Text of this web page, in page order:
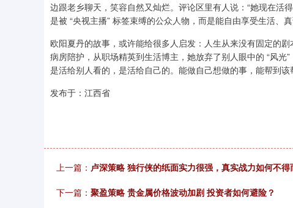
边跟老乡聊天，笑容自然又灿烂。评论区里有人说：“她现在
是被 “央视主播” 标签束缚的公众人物，而是能自由享受生活、
欧阳夏丹的故事，或许能给很多人启发：人生从来没有固定的
病房陪护，从职场精英到生活博主，她放弃了别人眼中的 “风光
是活给别人看的，是活给自己的。能做自己想做的事，能帮到
发布于：江西省
上一篇： 卢深策略 独行侠的纸面实力很强，真实战力如何不得
下一篇： 聚盈策略 贵金属价格波动加剧 投资者如何避险？